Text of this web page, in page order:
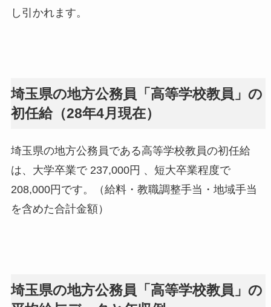
し引かれます。
埼玉県の地方公務員「高等学校教員」の
初任給（28年4月現在）
埼玉県の地方公務員である高等学校教員の初任給
は、大学卒業で 237,000円 、短大卒業程度で
208,000円です。（給料・教職調整手当・地域手当
を含めた合計金額）
埼玉県の地方公務員「高等学校教員」の